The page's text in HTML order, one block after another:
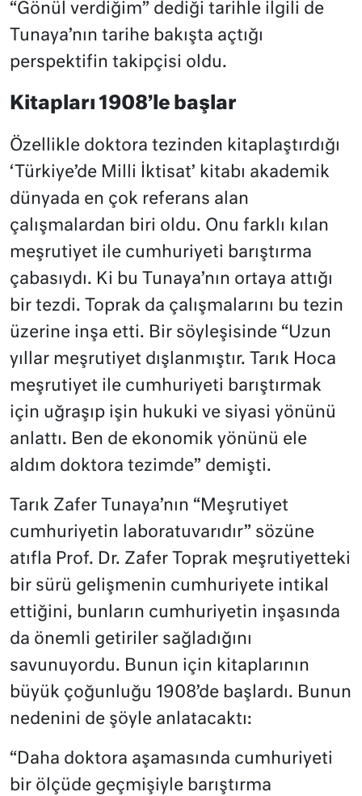
“Gönül verdiğim” dediği tarihle ilgili de
Tunaya’nın tarihe bakışta açtığı
perspektifin takipçisi oldu.
Kitapları 1908’le başlar
Özellikle doktora tezinden kitaplaştırdığı
‘Türkiye’de Milli İktisat’ kitabı akademik
dünyada en çok referans alan
çalışmalardan biri oldu. Onu farklı kılan
meşrutiyet ile cumhuriyeti barıştırma
çabasıydı. Ki bu Tunaya’nın ortaya attığı
bir tezdi. Toprak da çalışmalarını bu tezin
üzerine inşa etti. Bir söyleşisinde “Uzun
yıllar meşrutiyet dışlanmıştır. Tarık Hoca
meşrutiyet ile cumhuriyeti barıştırmak
için uğraşıp işin hukuki ve siyasi yönünü
anlattı. Ben de ekonomik yönünü ele
aldım doktora tezimde” demişti.
Tarık Zafer Tunaya’nın “Meşrutiyet
cumhuriyetin laboratuvarıdır” sözüne
atıfla Prof. Dr. Zafer Toprak meşrutiyetteki
bir sürü gelişmenin cumhuriyete intikal
ettiğini, bunların cumhuriyetin inşasında
da önemli getiriler sağladığını
savunuyordu. Bunun için kitaplarının
büyük çoğunluğu 1908’de başlardı. Bunun
nedenini de şöyle anlatacaktı:
“Daha doktora aşamasında cumhuriyeti
bir ölçüde geçmişiyle barıştırma